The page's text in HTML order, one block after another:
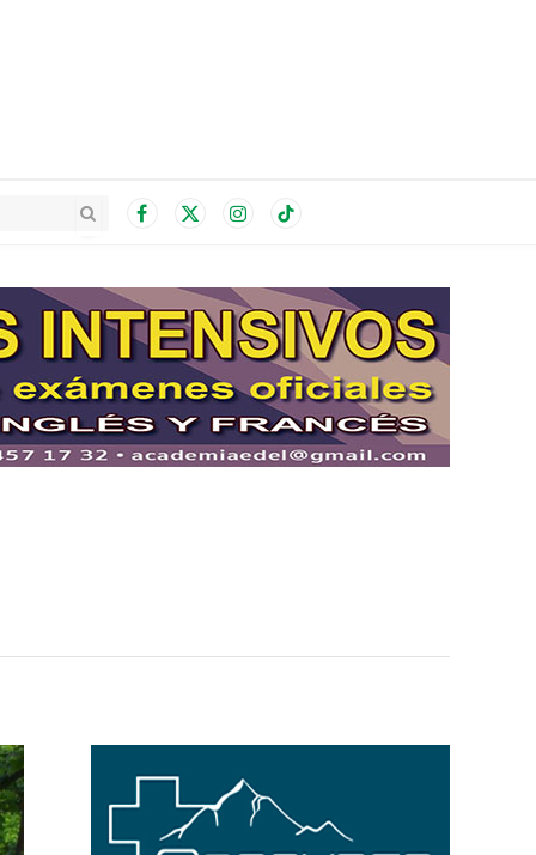
Facebook
X
InstagramTikTok